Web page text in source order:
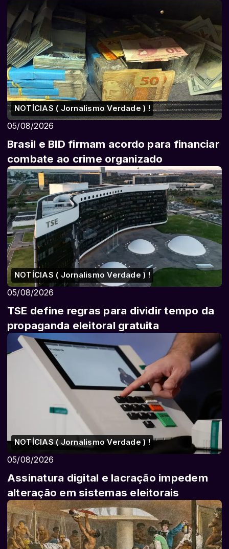
NOTÍCIAS ( Jornalismo Verdade ) !
05/08/2026
Brasil e BID firmam acordo para financiar
combate ao crime organizado
NOTÍCIAS ( Jornalismo Verdade ) !
05/08/2026
TSE define regras para dividir tempo da
propaganda eleitoral gratuita
NOTÍCIAS ( Jornalismo Verdade ) !
05/08/2026
Assinatura digital e lacração impedem
alteração em sistemas eleitorais